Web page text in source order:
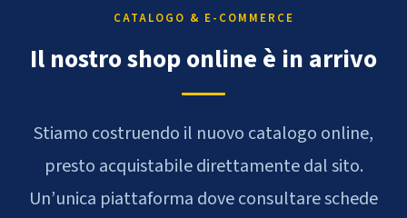
CATALOGO & E-COMMERCE
Il nostro shop online è in arrivo
Stiamo costruendo il nuovo catalogo online,
presto acquistabile direttamente dal sito.
Un’unica piattaforma dove consultare schede